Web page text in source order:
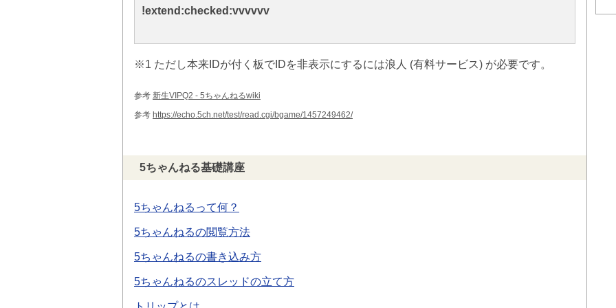
!extend:checked:vvvvvv
※1 ただし本来IDが付く板でIDを非表示にするには浪人 (有料サービス) が必要です。
参考 新生VIPQ2 - 5ちゃんねるwiki
参考 https://echo.5ch.net/test/read.cgi/bgame/1457249462/
5ちゃんねる基礎講座
5ちゃんねるって何？
5ちゃんねるの閲覧方法
5ちゃんねるの書き込み方
5ちゃんねるのスレッドの立て方